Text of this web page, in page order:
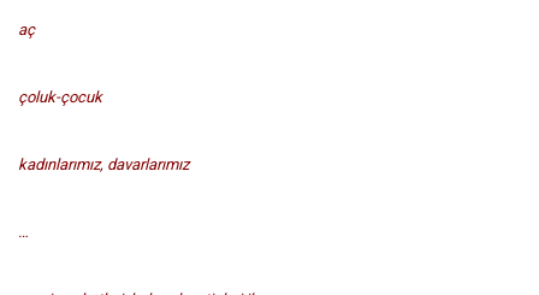
aç
çoluk-çocuk
kadınlarımız, davarlarımız
…